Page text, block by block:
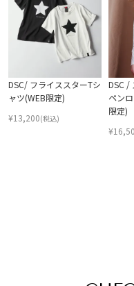
DSC/ フライススターTシ
ャツ(WEB限定)
¥13,200(税込)
DSC /
ペン
限定)
¥